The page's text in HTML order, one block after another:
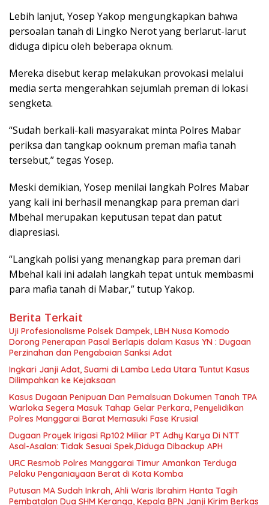
Lebih lanjut, Yosep Yakop mengungkapkan bahwa
persoalan tanah di Lingko Nerot yang berlarut-larut
diduga dipicu oleh beberapa oknum.
Mereka disebut kerap melakukan provokasi melalui
media serta mengerahkan sejumlah preman di lokasi
sengketa.
“Sudah berkali-kali masyarakat minta Polres Mabar
periksa dan tangkap ooknum preman mafia tanah
tersebut,” tegas Yosep.
Meski demikian, Yosep menilai langkah Polres Mabar
yang kali ini berhasil menangkap para preman dari
Mbehal merupakan keputusan tepat dan patut
diapresiasi.
“Langkah polisi yang menangkap para preman dari
Mbehal kali ini adalah langkah tepat untuk membasmi
para mafia tanah di Mabar,” tutup Yakop.
Berita Terkait
Uji Profesionalisme Polsek Dampek, LBH Nusa Komodo
Dorong Penerapan Pasal Berlapis dalam Kasus YN : Dugaan
Perzinahan dan Pengabaian Sanksi Adat
Ingkari Janji Adat, Suami di Lamba Leda Utara Tuntut Kasus
Dilimpahkan ke Kejaksaan
Kasus Dugaan Penipuan Dan Pemalsuan Dokumen Tanah TPA
Warloka Segera Masuk Tahap Gelar Perkara, Penyelidikan
Polres Manggarai Barat Memasuki Fase Krusial
Dugaan Proyek Irigasi Rp102 Miliar PT Adhy Karya Di NTT
Asal-Asalan: Tidak Sesuai Spek,Diduga Dibackup APH
URC Resmob Polres Manggarai Timur Amankan Terduga
Pelaku Penganiayaan Berat di Kota Komba
Putusan MA Sudah Inkrah, Ahli Waris Ibrahim Hanta Tagih
Pembatalan Dua SHM Keranga, Kepala BPN Janji Kirim Berkas